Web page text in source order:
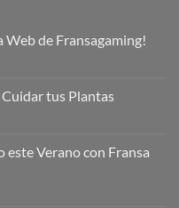
Web de Fransagaming!
tus Plantas
Verano con Fransa